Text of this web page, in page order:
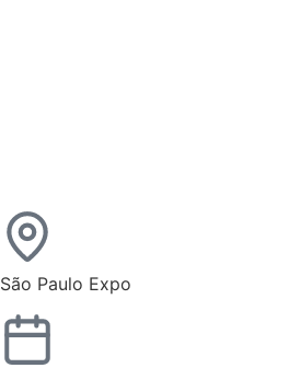
São Paulo Expo